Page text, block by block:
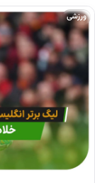
ورزشی